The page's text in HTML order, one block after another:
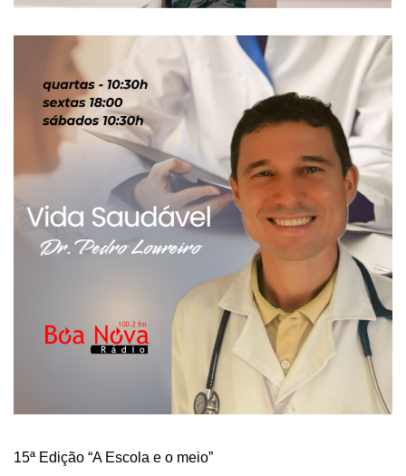
15ª Edição “A Escola e o meio”